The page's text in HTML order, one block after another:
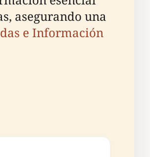
asegurando una
e Información